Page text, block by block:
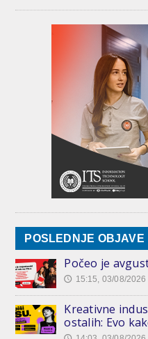
POSLEDNJE OBJAVE
Počeo je
🕔 15:15, 03/08/2026
Kreativne
ostalih: Evo